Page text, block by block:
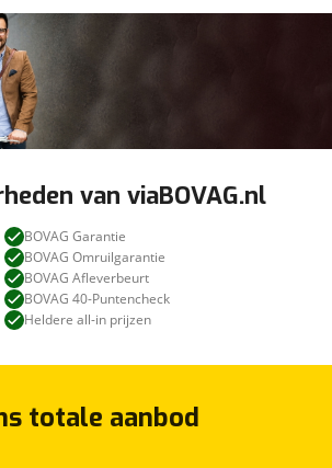
van viaBOVAG.nl
BOVAG Garantie
BOVAG Omruilgarantie
BOVAG Afleverbeurt
BOVAG 40-Puntencheck
Heldere all-in prijzen
totale aanbod